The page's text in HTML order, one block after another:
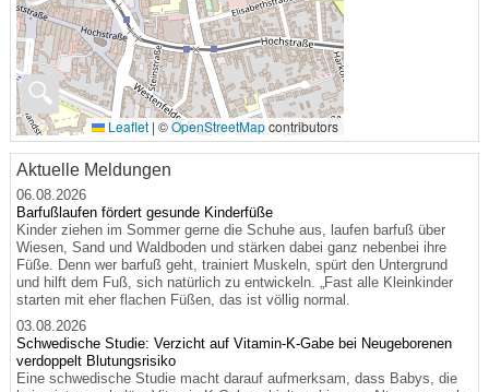
🔍
Leaflet | ©OpenStreetMapcontributors
Aktuelle Meldungen
06.08.2026
Barfußlaufen fördert gesunde Kinderfüße
Kinder ziehen im Sommer gerne die Schuhe aus, laufen barfuß über
Wiesen, Sand und Waldboden und stärken dabei ganz nebenbei ihre
Füße. Denn wer barfuß geht, trainiert Muskeln, spürt den Untergrund
und hilft dem Fuß, sich natürlich zu entwickeln. „Fast alle Kleinkinder
starten mit eher flachen Füßen, das ist völlig normal.
03.08.2026
Schwedische Studie: Verzicht auf Vitamin-K-Gabe bei Neugeborenen
verdoppelt Blutungsrisiko
Eine schwedische Studie macht darauf aufmerksam, dass Babys, die